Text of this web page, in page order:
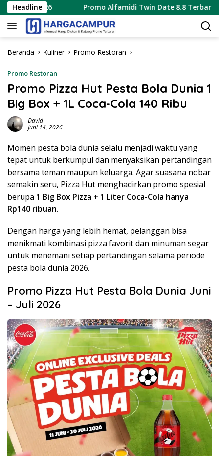
Langsung
ke
konten
Headline
2026 Promo Alfamidi Twin Date 8.8 Terbaru 8
Beranda Kuliner Promo Restoran
Promo Restoran
Promo Pizza Hut Pesta Bola Dunia 1
Big Box + 1L Coca-Cola 140 Ribu
David
Juni 14, 2026
Momen pesta bola dunia selalu menjadi waktu yang
tepat untuk berkumpul dan menyaksikan pertandingan
bersama teman maupun keluarga. Agar suasana nobar
semakin seru, Pizza Hut menghadirkan promo spesial
berupa 1 Big Box Pizza + 1 Liter Coca-Cola hanya
Rp140 ribuan.
Dengan harga yang lebih hemat, pelanggan bisa
menikmati kombinasi pizza favorit dan minuman segar
untuk menemani setiap pertandingan selama periode
pesta bola dunia 2026.
Promo Pizza Hut Pesta Bola Dunia Juni
– Juli 2026